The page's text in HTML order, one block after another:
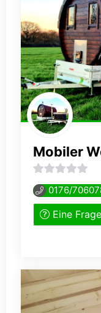
Mobiler
0
von
0176/
Eine